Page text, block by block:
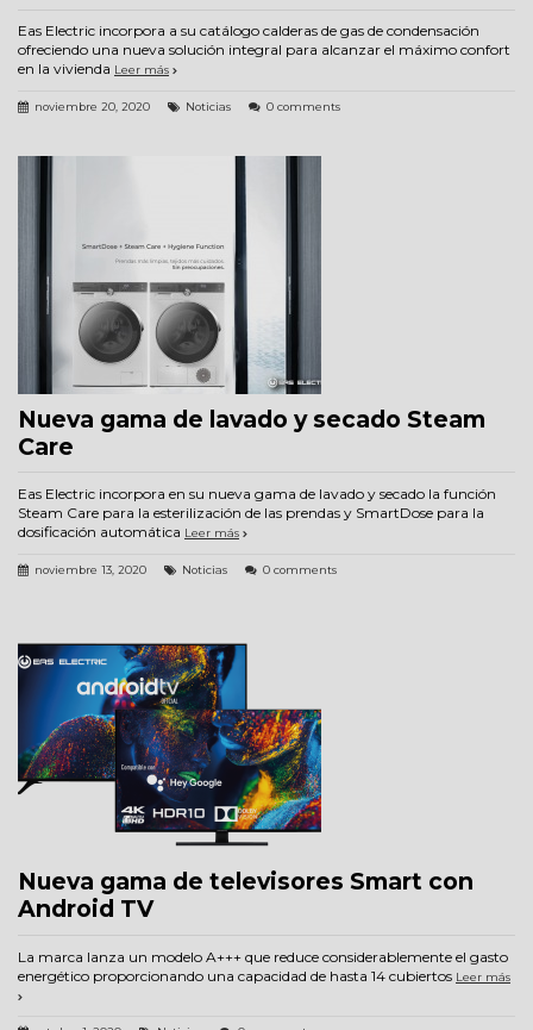
Eas Electric incorpora a su catálogo calderas de gas de condensación
ofreciendo una nueva solución integral para alcanzar el máximo confort
en la vivienda Leer más
noviembre 20, 2020 Noticias 0 comments
Nueva gama de lavado y secado Steam
Care
Eas Electric incorpora en su nueva gama de lavado y secado la función
Steam Care para la esterilización de las prendas y SmartDose para la
dosificación automática Leer más
noviembre 13, 2020 Noticias 0 comments
Nueva gama de televisores Smart con
Android TV
La marca lanza un modelo A+++ que reduce considerablemente el gasto
energético proporcionando una capacidad de hasta 14 cubiertos Leer más